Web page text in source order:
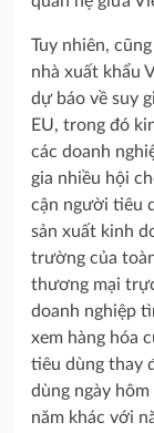
Tuy nhiên,
nhà xuất khẩu
dự báo về suy
EU, trong đó
các doanh
gia nhiều hội
cận người tiêu
sản xuất kinh
trường của
thương mại
doanh nghiệp
xem hàng hóa
tiêu dùng thay
dùng ngày
năm khác với